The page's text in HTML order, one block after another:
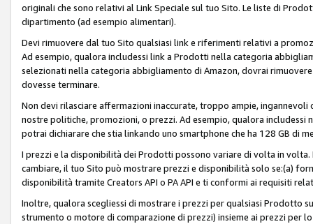
originali che sono relativi al Link Speciale sul tuo Sito. Le liste di
dipartimento (ad esempio alimentari).
Devi rimuovere dal tuo Sito qualsiasi link e riferimenti relativi a
Ad esempio, qualora includessi link a Prodotti nella categoria
selezionati nella categoria abbigliamento di Amazon, dovrai
dovesse terminare.
Non devi rilasciare affermazioni inaccurate, troppo ampie,
nostre politiche, promozioni, o prezzi. Ad esempio, qualora includessi
potrai dichiarare che stia linkando uno smartphone che ha 128 GB di
I prezzi e la disponibilità dei Prodotti possono variare di volta in
cambiare, il tuo Sito può mostrare prezzi e disponibilità solo se:(a)
disponibilità tramite Creators API o PA API e ti conformi ai requisiti
Inoltre, qualora scegliessi di mostrare i prezzi per qualsiasi Prodotto
strumento o motore di comparazione di prezzi) insieme ai prezzi